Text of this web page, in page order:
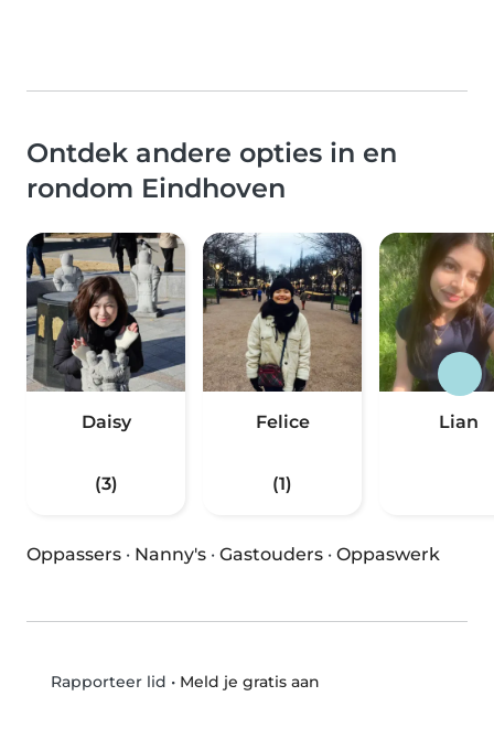
Ontdek andere opties in en
rondom Eindhoven
Daisy
(3)
Felice
(1)
Lian
Oppassers · Nanny's · Gastouders · Oppaswerk
Rapporteer lid • Meld je gratis aan